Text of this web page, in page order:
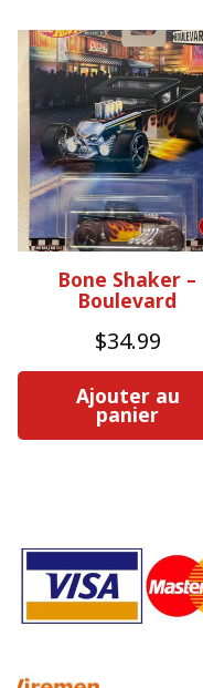
Bone Shaker –
Boulevard
$34.99
Ajouter au
panier